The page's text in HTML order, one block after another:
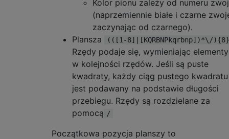
Kolor pionu zależy od numeru
(naprzemiennie białe i czarne
zaczynając od czarnego).
Plansza
(([1-8]|[KQRBNPkqrbnp])*\/){8}
Rzędy podaje się, wymieniając elementy
w kolejności rzędów. Jeśli są puste
kwadraty, każdy ciąg pustego kwadratu
jest podawany na podstawie długości
przebiegu. Rzędy są rozdzielane za
pomocą /
Początkowa pozycja planszy to